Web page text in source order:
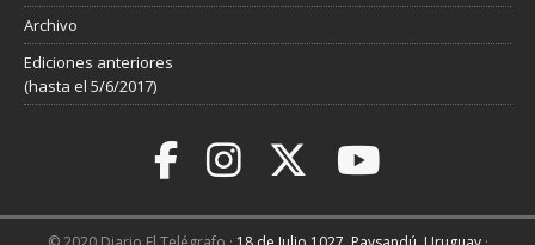
Archivo
Ediciones anteriores
(hasta el 5/6/2017)